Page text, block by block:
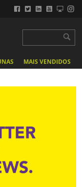
MAIS VENDIDOS